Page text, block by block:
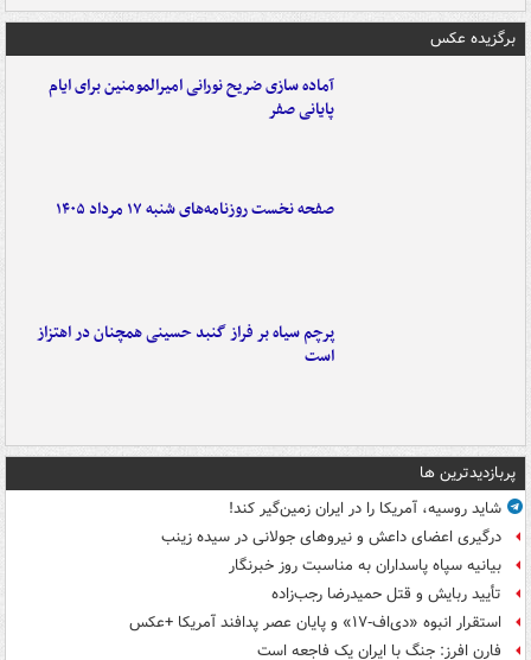
برگزیده عکس
آماده سازی ضریح نورانی امیرالمومنین برای ایام
پایانی صفر
صفحه نخست روزنامه‌های شنبه ۱۷ مرداد ۱۴۰۵
پرچم سیاه بر فراز گنبد حسینی همچنان در اهتزاز
است
پربازدیدترین ها
شاید روسیه، آمریکا را در ایران زمین‌گیر کند!
درگیری اعضای داعش و نیروهای جولانی در سیده زینب
بیانیه سپاه پاسداران به مناسبت روز خبرنگار
تأیید ربایش و قتل حمیدرضا رجب‌زاده
استقرار انبوه «دی‌اف‑۱۷» و پایان عصر پدافند آمریکا +عکس
فارن افرز: جنگ با ایران یک فاجعه است